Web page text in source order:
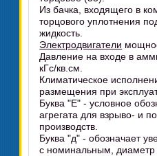
Из бачка, входящего в
торцового уплотнения
жидкость.
Электродвигатели
Давление на входе в
кГс/кв.см.
Климатическое
размещения при
Буква "Е" - условное
агрегата для взрыво- и
производств.
Буква "д" - обозначает
с номинальным, диаметр